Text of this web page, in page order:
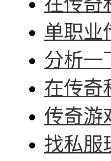
单职业
分析一
在传奇
传奇游
找私服